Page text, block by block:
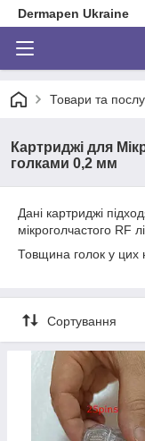
Dermapen Ukraine
Товари та
Картриджі для
голками 0,2 мм
Дані картриджі
мікроголчастого RF
Товщина голок у цих
Сортування